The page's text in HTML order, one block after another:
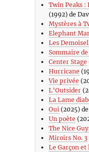
Twin Peaks :
(1992) de
Mystères à
Elephant
Les
Sommaire
Center Stage
Hurricane
Vie privée
L’Outsider
La Lame
Oui(2025)
Un poète
The Nice
Miroirs No. 3
Le Garçon et